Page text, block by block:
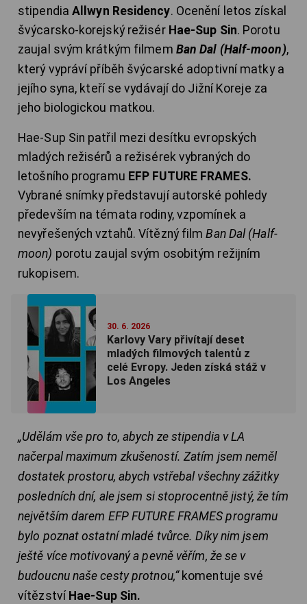
stipendia Allwyn Residency. Ocenění letos získal
švýcarsko-korejský režisér Hae-Sup Sin. Porotu
zaujal svým krátkým filmem Ban Dal (Half-moon),
který vypráví příběh švýcarské adoptivní matky a
jejího syna, kteří se vydávají do Jižní Koreje za
jeho biologickou matkou.
Hae-Sup Sin patřil mezi desítku evropských
mladých režisérů a režisérek vybraných do
letošního programu EFP FUTURE FRAMES.
Vybrané snímky představují autorské pohledy
především na témata rodiny, vzpomínek a
nevyřešených vztahů. Vítězný filmBan Dal (Half-
moon) porotu zaujal svým osobitým režijním
rukopisem.
30. 6. 2026
Karlovy Vary přivítají deset
mladých filmových talentů z
celé Evropy. Jeden získá stáž v
Los Angeles
„Udělám vše pro to, abych ze stipendia v LA
načerpal maximum zkušeností. Zatím jsem neměl
dostatek prostoru, abych vstřebal všechny zážitky
posledních dní, ale jsem si stoprocentně jistý, že tím
největším darem EFP FUTURE FRAMES programu
bylo poznat ostatní mladé tvůrce. Díky nim jsem
ještě více motivovaný a pevně věřím, že se v
budoucnu naše cesty protnou,“komentuje své
vítězství Hae-Sup Sin.